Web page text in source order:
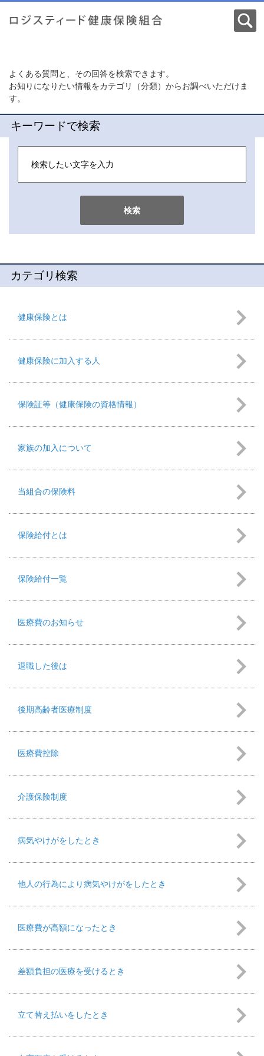
よくある質問と、その回答を検索できます。
お知りになりたい情報をカテゴリ（分類）からお調べいただけま
す。
キーワードで検索
検索
カテゴリ検索
健康保険とは
健康保険に加入する人
保険証等（健康保険の資格情報）
家族の加入について
当組合の保険料
保険給付とは
保険給付一覧
医療費のお知らせ
退職した後は
後期高齢者医療制度
医療費控除
介護保険制度
病気やけがをしたとき
他人の行為により病気やけがをしたとき
医療費が高額になったとき
差額負担の医療を受けるとき
立て替え払いをしたとき